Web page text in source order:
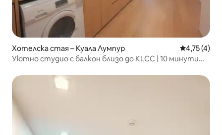
Хотелска стая – Куала Лумпур Средна
4,75 (4)
Уютно студио с балкон близо до KLCC | 10 минути